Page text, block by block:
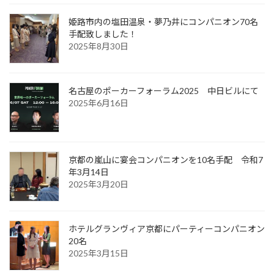
姫路市内の塩田温泉・夢乃井にコンパニオン70名
手配致しました！
2025年8月30日
名古屋のポーカーフォーラム2025 中日ビルにて
2025年6月16日
京都の嵐山に宴会コンパニオンを10名手配 令和7
年3月14日
2025年3月20日
ホテルグランヴィア京都にパーティーコンパニオン
20名
2025年3月15日